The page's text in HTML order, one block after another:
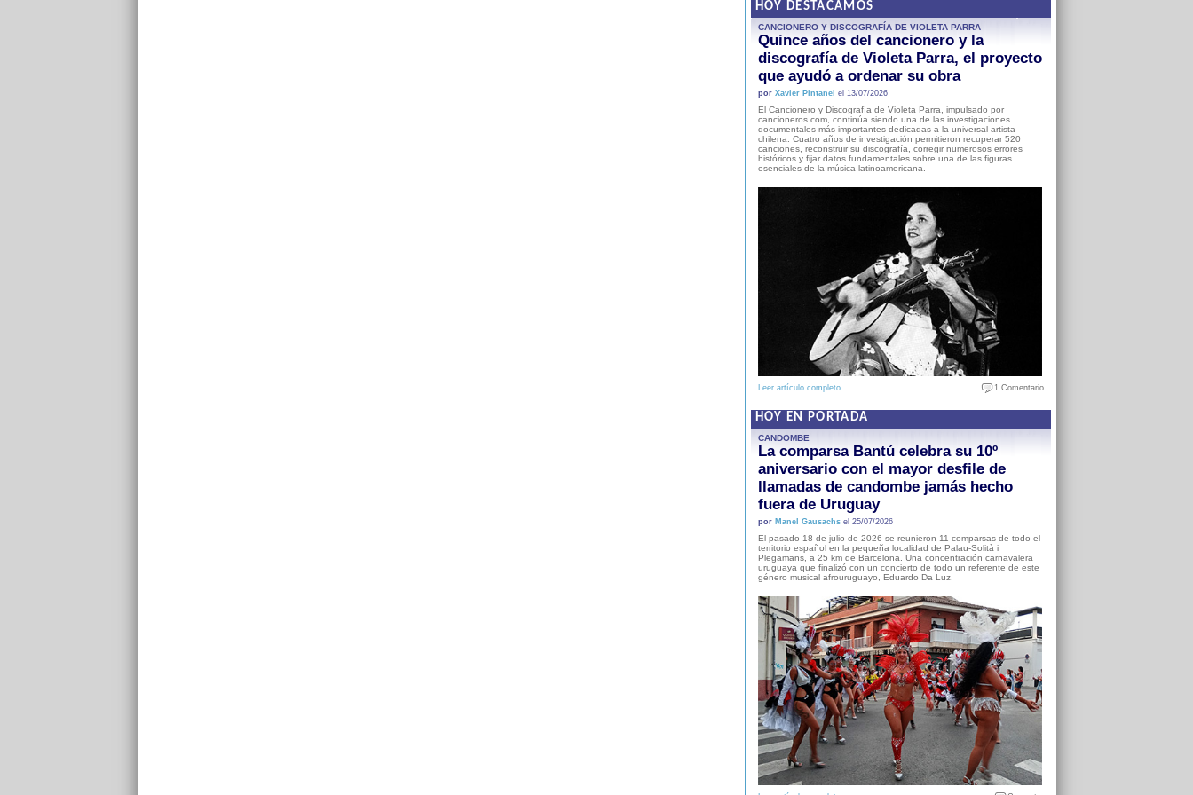
HOY DESTACAMOS
CANCIONERO Y DISCOGRAFÍA DE VIOLETA PARRA
Quince años del cancionero y la
discografía de Violeta Parra, el proyecto
que ayudó a ordenar su obra
por Xavier Pintanel el 13/07/2026
El Cancionero y Discografía de Violeta Parra, impulsado por
cancioneros.com, continúa siendo una de las investigaciones
documentales más importantes dedicadas a la universal artista
chilena. Cuatro años de investigación permitieron recuperar 520
canciones, reconstruir su discografía, corregir numerosos errores
históricos y fijar datos fundamentales sobre una de las figuras
esenciales de la música latinoamericana.
Leer artículo completo 1 Comentario
HOY EN PORTADA
CANDOMBE
La comparsa Bantú celebra su 10º
aniversario con el mayor desfile de
llamadas de candombe jamás hecho
fuera de Uruguay
por Manel Gausachsel 25/07/2026
El pasado 18 de julio de 2026 se reunieron 11 comparsas de todo el
territorio español en la pequeña localidad de Palau-Solità i
Plegamans, a 25 km de Barcelona. Una concentración carnavalera
uruguaya que finalizó con un concierto de todo un referente de este
género musical afrouruguayo, Eduardo Da Luz.